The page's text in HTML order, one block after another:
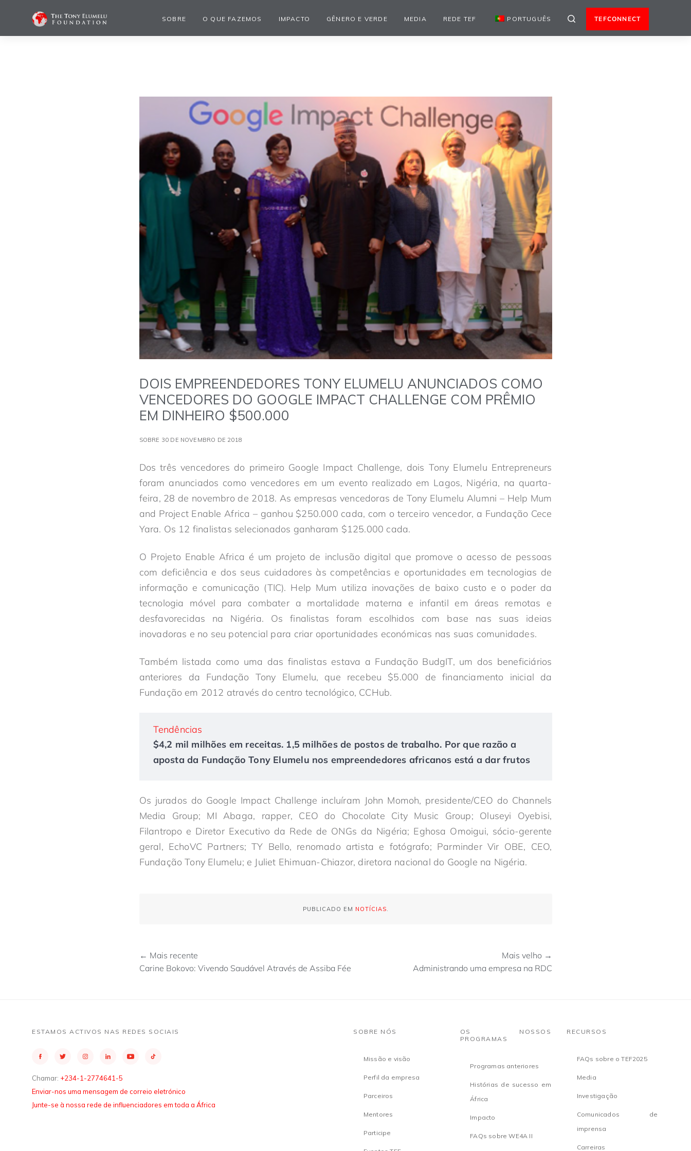
SOBRE O QUE FAZEMOS IMPACTO GÊNERO E VERDE MEDIA REDE TEF PORTUGUÊS TEFCONNECT
DOIS EMPREENDEDORES TONY ELUMELU ANUNCIADOS COMO
VENCEDORES DO GOOGLE IMPACT CHALLENGE COM PRÊMIO
EM DINHEIRO $500.000
SOBRE 30 DE NOVEMBRO DE 2018
Dos três vencedores do primeiro Google Impact Challenge, dois Tony Elumelu Entrepreneurs
foram anunciados como vencedores em um evento realizado em Lagos, Nigéria, na quarta-
feira, 28 de novembro de 2018. As empresas vencedoras de Tony Elumelu Alumni – Help Mum
and Project Enable Africa – ganhou $250.000 cada, com o terceiro vencedor, a Fundação Cece
Yara. Os 12 finalistas selecionados ganharam $125.000 cada.
O Projeto Enable Africa é um projeto de inclusão digital que promove o acesso de pessoas
com deficiência e dos seus cuidadores às competências e oportunidades em tecnologias de
informação e comunicação (TIC). Help Mum utiliza inovações de baixo custo e o poder da
tecnologia móvel para combater a mortalidade materna e infantil em áreas remotas e
desfavorecidas na Nigéria. Os finalistas foram escolhidos com base nas suas ideias
inovadoras e no seu potencial para criar oportunidades económicas nas suas comunidades.
Também listada como uma das finalistas estava a Fundação BudgIT, um dos beneficiários
anteriores da Fundação Tony Elumelu, que recebeu $5.000 de financiamento inicial da
Fundação em 2012 através do centro tecnológico, CCHub.
Tendências
$4,2 mil milhões em receitas. 1,5 milhões de postos de trabalho. Por que razão a
aposta da Fundação Tony Elumelu nos empreendedores africanos está a dar frutos
Os jurados do Google Impact Challenge incluíram John Momoh, presidente/CEO do Channels
Media Group; MI Abaga, rapper, CEO do Chocolate City Music Group; Oluseyi Oyebisi,
Filantropo e Diretor Executivo da Rede de ONGs da Nigéria; Eghosa Omoigui, sócio-gerente
geral, EchoVC Partners; TY Bello, renomado artista e fotógrafo; Parminder Vir OBE, CEO,
Fundação Tony Elumelu; e Juliet Ehimuan-Chiazor, diretora nacional do Google na Nigéria.
PUBLICADO EM NOTÍCIAS
← Mais recente
Carine Bokovo: Vivendo Saudável Através de Assiba Fée
Mais velho →
Administrando uma empresa na RDC
ESTAMOS ACTIVOS NAS REDES SOCIAIS
Chamar: +234-1-2774641-5
Enviar-nos uma mensagem de correio eletrónico
Junte-se à nossa rede de influenciadores em toda a África
SOBRE NÓS
Missão e visão
Perfil da empresa
Parceiros
Mentores
Participe
OS NOSSOS
PROGRAMAS
Programas anteriores
Histórias de sucesso em
África
Impacto
FAQs sobre WE4A II
RECURSOS
FAQs sobre o TEF2025
Media
Investigação
Comunicados de
imprensa
Carreiras